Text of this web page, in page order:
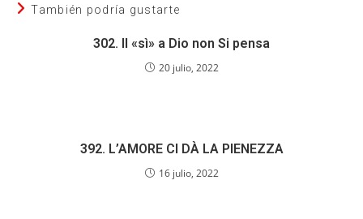
También podría gustarte
302. Il «sì» a Dio non Si pensa
20 julio, 2022
392. L’AMORE CI DÀ LA PIENEZZA
16 julio, 2022